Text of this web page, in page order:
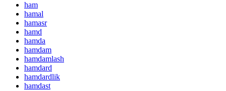
ham
hamal
hamasr
hamd
hamda
hamdam
hamdamlash
hamdard
hamdardlik
hamdast